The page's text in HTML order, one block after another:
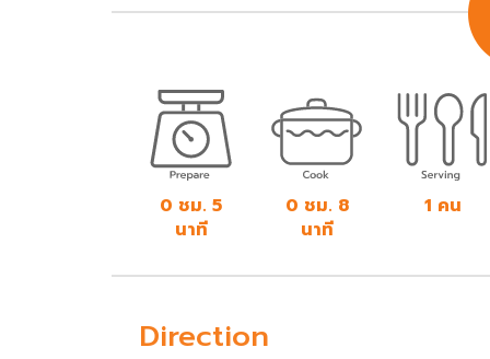
0 ชม. 5
นาที
0 ชม. 8
นาที
1 คน
Direction